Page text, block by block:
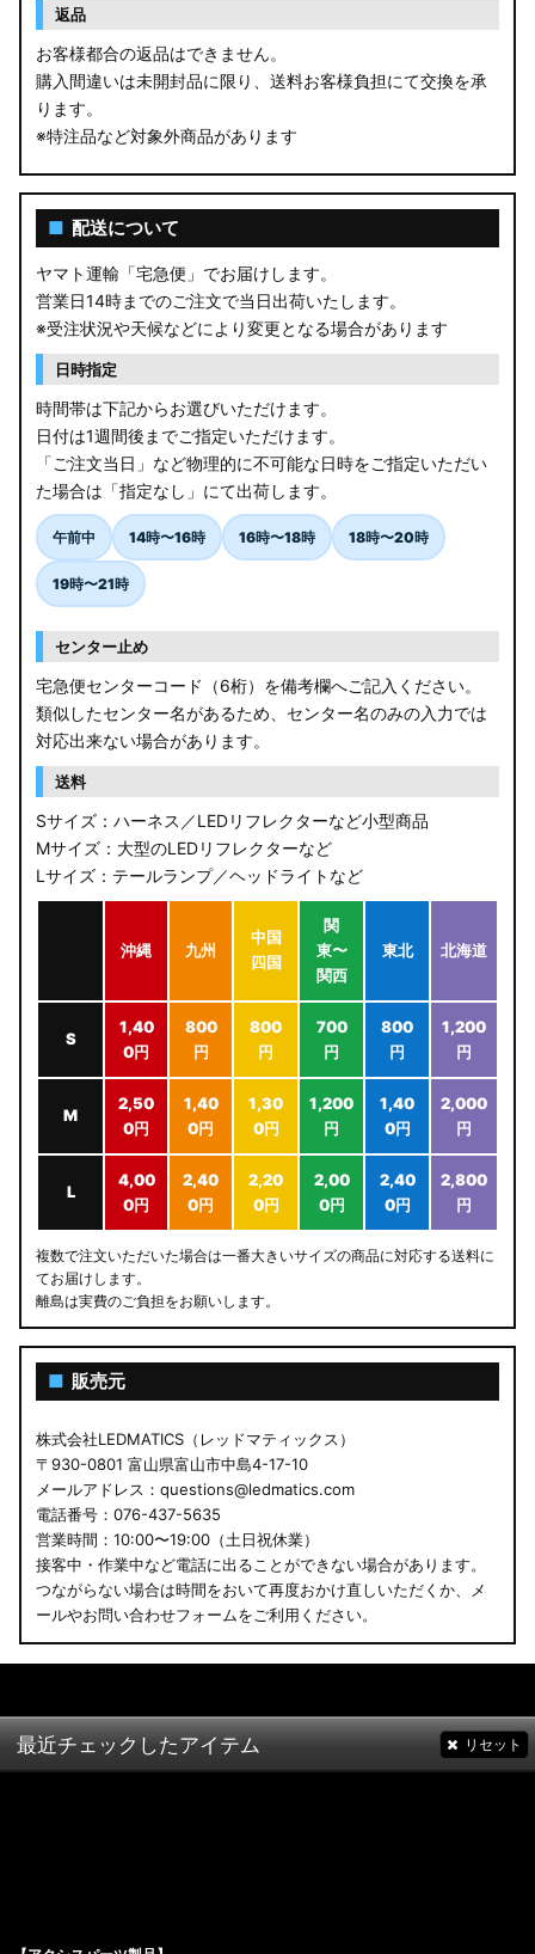
返品
お客様都合の返品はできません。
購入間違いは未開封品に限り、送料お客様負担にて交換を承
ります。
※特注品など対象外商品があります
■ 配送について
ヤマト運輸「宅急便」でお届けします。
営業日14時までのご注文で当日出荷いたします。
※受注状況や天候などにより変更となる場合があります
日時指定
時間帯は下記からお選びいただけます。
日付は1週間後までご指定いただけます。
「ご注文当日」など物理的に不可能な日時をご指定いただい
た場合は「指定なし」にて出荷します。
午前中 14時〜16時 16時〜18時 18時〜20時
19時〜21時
センター止め
宅急便センターコード（6桁）を備考欄へご記入ください。
類似したセンター名があるため、センター名のみの入力では
対応出来ない場合があります。
送料
Sサイズ：ハーネス／LEDリフレクターなど小型商品
Mサイズ：大型のLEDリフレクターなど
Lサイズ：テールランプ／ヘッドライトなど
沖縄 九州
中国
四国
関
東〜
関西
東北 北海道
S
1,40
0円
800
円
800
円
700
円
800
円
1,200
円
M
2,50
0円
1,40
0円
1,30
0円
1,200
円
1,40
0円
2,000
円
L
4,00
0円
2,40
0円
2,20
0円
2,00
0円
2,40
0円
2,800
円
複数で注文いただいた場合は一番大きいサイズの商品に対応する送料に
てお届けします。
離島は実費のご負担をお願いします。
■ 販売元
株式会社LEDMATICS（レッドマティックス）
〒930-0801 富山県富山市中島4-17-10
メールアドレス：questions@ledmatics.com
電話番号：076-437-5635
営業時間：10:00〜19:00（土日祝休業）
接客中・作業中など電話に出ることができない場合があります。
つながらない場合は時間をおいて再度おかけ直しいただくか、メ
ールやお問い合わせフォームをご利用ください。
最近チェックしたアイテム リセット